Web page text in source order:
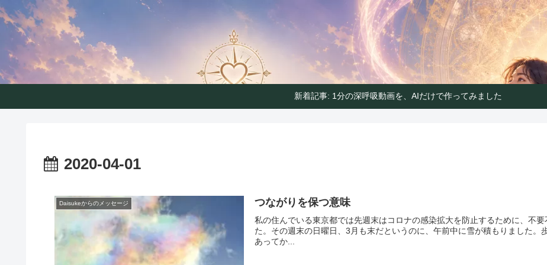
ハートの声で気分よく生きるガイド
こころコンパス｜ハートの声で気分よく生き
新着記事: 1分の深呼吸動画を、AIだけで作ってみました
2020-04-01
Daisukeからのメッセージ つながりを保つ意味
私の住んでいる東京都では先週末はコロナの感染拡大を防止するために、不
た。その週末の日曜日、3月も末だというのに、午前中に雪が積もりました
あってか...